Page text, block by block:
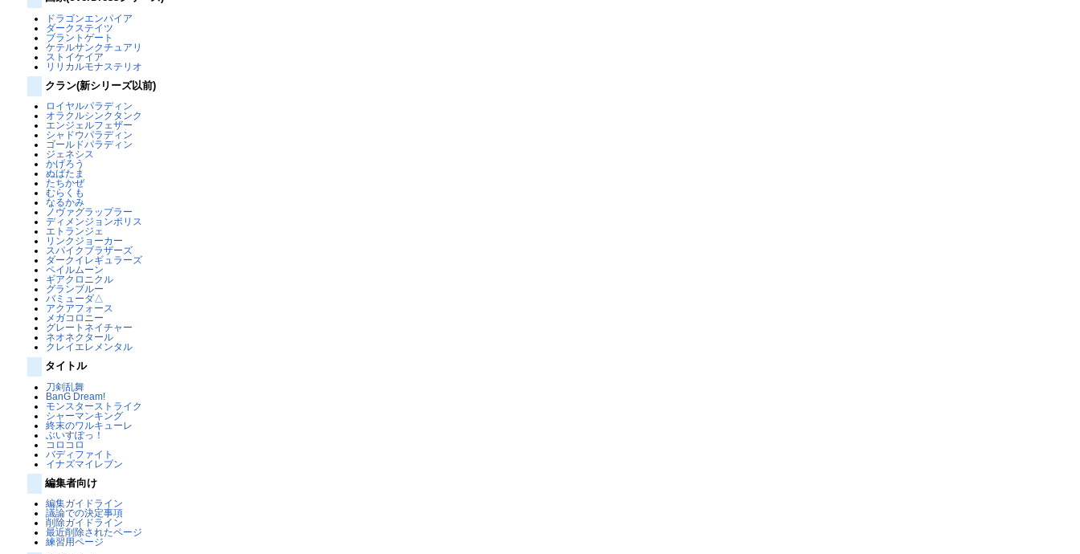
ドラゴンエンパイア
ダークステイツ
ブラントゲート
ケテルサンクチュアリ
ストイケイア
リリカルモナステリオ
クラン(新シリーズ以前)
ロイヤルパラディン
オラクルシンクタンク
エンジェルフェザー
シャドウパラディン
ゴールドパラディン
ジェネシス
かげろう
ぬばたま
たちかぜ
むらくも
なるかみ
ノヴァグラップラー
ディメンジョンポリス
エトランジェ
リンクジョーカー
スパイクブラザーズ
ダークイレギュラーズ
ペイルムーン
ギアクロニクル
グランブルー
バミューダ△
アクアフォース
メガコロニー
グレートネイチャー
ネオネクタール
クレイエレメンタル
タイトル
刀剣乱舞
BanG Dream!
モンスターストライク
シャーマンキング
終末のワルキューレ
ぶいすぽっ！
コロコロ
バディファイト
イナズマイレブン
編集者向け
編集ガイドライン
議論での決定事項
削除ガイドライン
最近削除されたページ
練習用ページ